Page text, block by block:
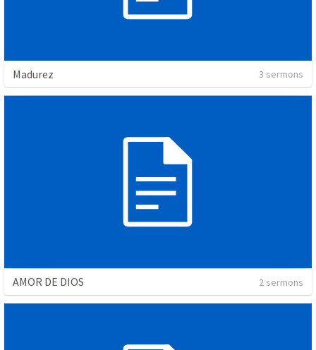
Madurez 3 sermons
AMOR DE DIOS 2 sermons